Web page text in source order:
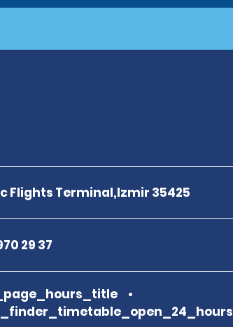
Flights Terminal,Izmir 35425
29 37